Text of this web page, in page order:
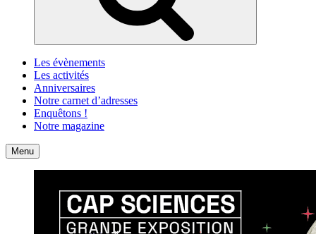
Les évènements
Les activités
Anniversaires
Notre carnet d’adresses
Enquêtons !
Notre magazine
Accueil
Menu Contact